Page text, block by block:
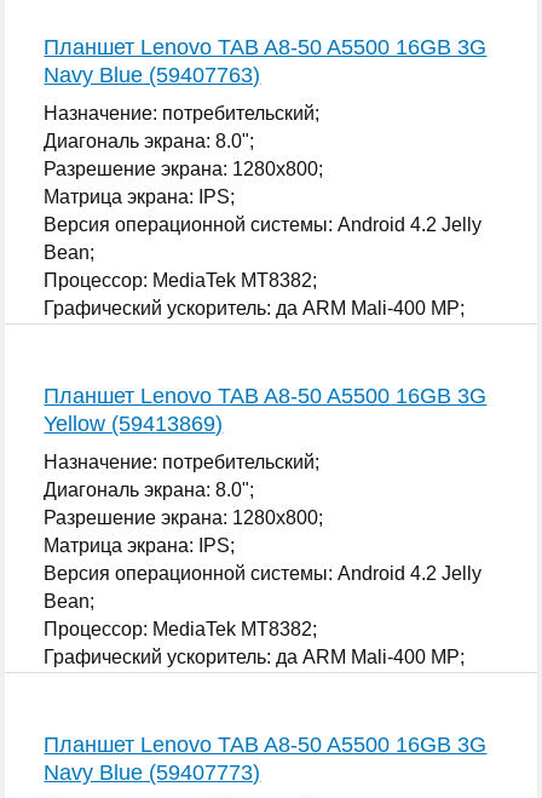
Планшет Lenovo TAB A8-50 A5500 16GB 3G
Navy Blue (59407763)
Назначение: потребительский;
Диагональ экрана: 8.0";
Разрешение экрана: 1280x800;
Матрица экрана: IPS;
Версия операционной системы: Android 4.2 Jelly
Bean;
Процессор: MediaTek MT8382;
Графический ускоритель: да ARM Mali-400 MP;
Планшет Lenovo TAB A8-50 A5500 16GB 3G
Yellow (59413869)
Назначение: потребительский;
Диагональ экрана: 8.0";
Разрешение экрана: 1280x800;
Матрица экрана: IPS;
Версия операционной системы: Android 4.2 Jelly
Bean;
Процессор: MediaTek MT8382;
Графический ускоритель: да ARM Mali-400 MP;
Планшет Lenovo TAB A8-50 A5500 16GB 3G
Navy Blue (59407773)